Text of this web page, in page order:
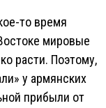
то время
мировые
расти. Поэтому,
у армянских
прибыли от